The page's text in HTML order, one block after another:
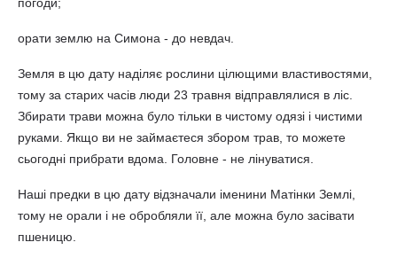
погоди;
орати землю на Симона - до невдач.
Земля в цю дату наділяє рослини цілющими властивостями,
тому за старих часів люди 23 травня відправлялися в ліс.
Збирати трави можна було тільки в чистому одязі і чистими
руками. Якщо ви не займаєтеся збором трав, то можете
сьогодні прибрати вдома. Головне - не лінуватися.
Наші предки в цю дату відзначали іменини Матінки Землі,
тому не орали і не обробляли її, але можна було засівати
пшеницю.